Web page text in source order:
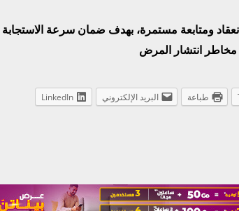
ومتابعة مستمرة، بهدف ضمان سرعة
مخاطر انتشار المرض
طباعة البريد الإلكتروني LinkedIn